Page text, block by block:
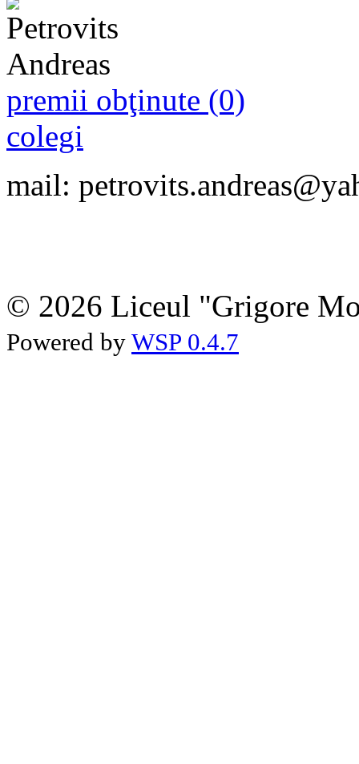
premii obţinute (0)
colegi
mail:
© 2026 Liceul "Grigore
Powered by WSP 0.4.7